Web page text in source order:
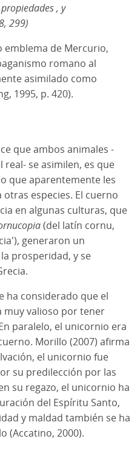
, y
299)
emblema de Mercurio,
romano al
asimilado como
1995, p. 420).
que ambos animales -
se asimilen, es que
que aparentemente les
especies. El cuerno
en algunas culturas, que
(del latín cornu,
generaron un
prosperidad, y se
ha considerado que el
valioso por tener
paralelo, el unicornio era
Morillo (2007) afirma
el unicornio fue
su predilección por las
su regazo, el unicornio ha
del Espíritu Santo,
y maldad también se ha
(Accatino, 2000).